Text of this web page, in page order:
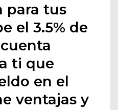
para tus
el 3.5% de
ti que
en el
ventajas y